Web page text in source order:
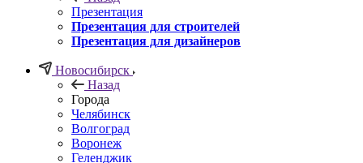
Презентация
Презентация для строителей
Презентация для дизайнеров
Новосибирск
Назад
Города
Челябинск
Волгоград
Воронеж
Геленджик